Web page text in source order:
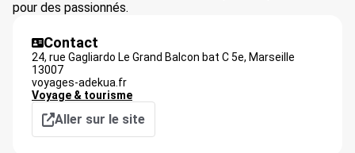
pour des passionnés.
Contact
24, rue Gagliardo Le Grand Balcon bat C 5e, Marseille
13007
voyages-adekua.fr
Voyage & tourisme
Aller sur le site